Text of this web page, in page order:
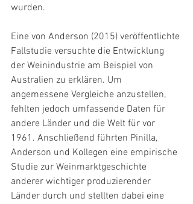
wurden.
Eine von Anderson (2015) veröffentlichte
Fallstudie versuchte die Entwicklung
der Weinindustrie am Beispiel von
Australien zu erklären. Um
angemessene Vergleiche anzustellen,
fehlten jedoch umfassende Daten für
andere Länder und die Welt für vor
1961. Anschließend führten Pinilla,
Anderson und Kollegen eine empirische
Studie zur Weinmarktgeschichte
anderer wichtiger produzierender
Länder durch und stellten dabei eine